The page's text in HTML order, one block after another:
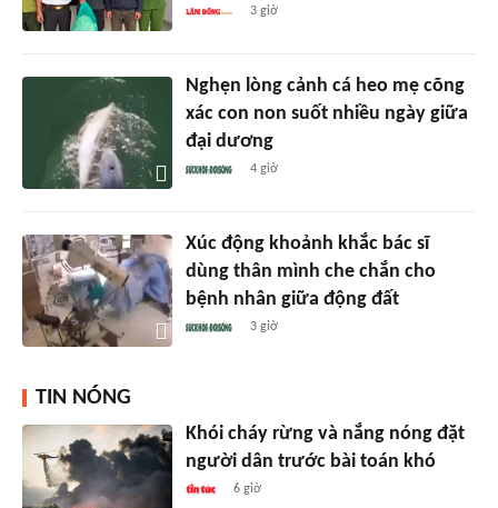
3 giờ
Nghẹn lòng cảnh cá heo mẹ cõng
xác con non suốt nhiều ngày giữa
đại dương
4 giờ
Xúc động khoảnh khắc bác sĩ
dùng thân mình che chắn cho
bệnh nhân giữa động đất
3 giờ
TIN NÓNG
Khói cháy rừng và nắng nóng đặt
người dân trước bài toán khó
6 giờ